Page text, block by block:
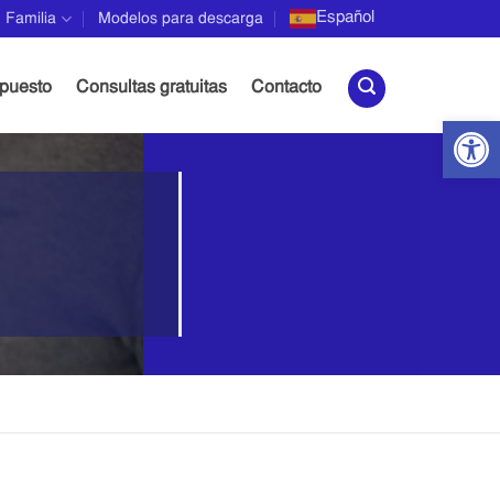
Abrir
Familia Modelos para descarga Español
Consultas gratuitas Contacto